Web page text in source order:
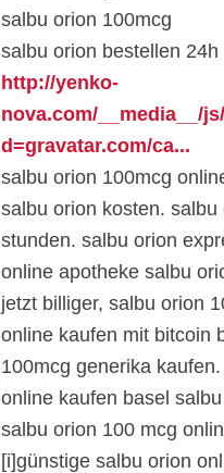
salbu orion 100mcg
salbu orion bestellen 24h
http://yenko-
nova.com/__media__/
d=gravatar.com/ca...
salbu orion 100mcg
salbu orion kosten.
stunden. salbu orion
online apotheke salbu
jetzt billiger, salbu orion
online kaufen mit bitcoin
100mcg generika
online kaufen basel
salbu orion 100 mcg
[i]günstige salbu orion